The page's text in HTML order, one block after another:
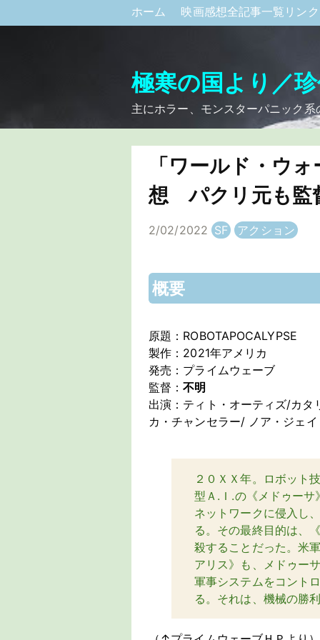
ホーム 映画感想全記事一覧リン
極寒の国より／
主にホラー、モンスターパニック
「ワールド・ウ
想 パクリ元も監
2/02/2022 SF アクション
概要
原題：ROBOTAPOCALYPSE
製作：2021年アメリカ
発売：プライムウェーブ
監督：不明
出演：ティト・オーティズ/カ
カ・チャンセラー/ ノア・ジェ
２０ＸＸ年。ロボット
型Ａ.Ｉ.の《メドゥー
ネットワークに侵入し
る。その最終目的は、
殺することだった。米
アリス》も、メドゥー
軍事システムをコント
る。それは、機械の勝